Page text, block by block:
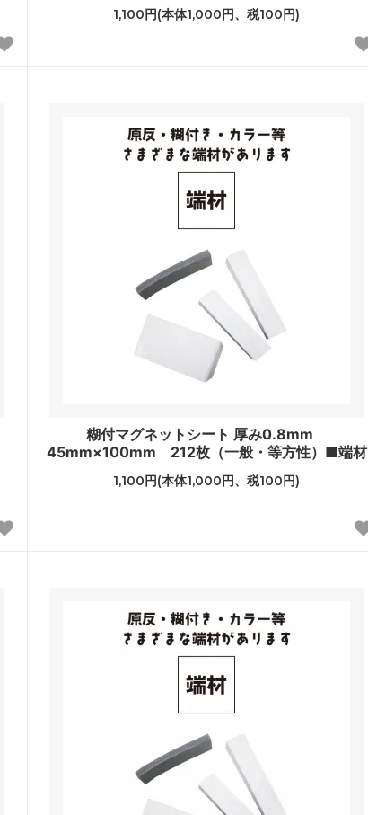
1,100円(本体1,000円、税100円)
糊付マグネットシート 厚み0.8mm
45mm×100mm 212枚（一般・等方性）■端材
1,100円(本体1,000円、税100円)